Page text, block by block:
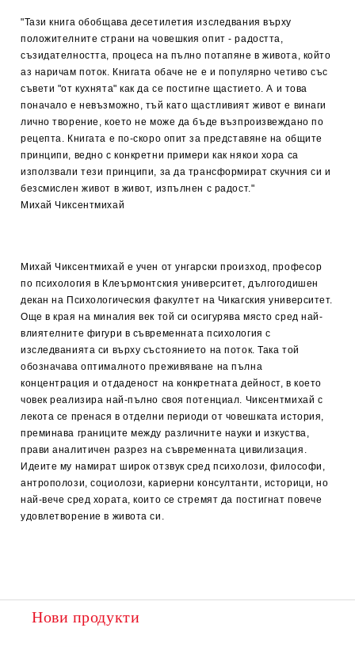
"Тази книга обобщава десетилетия изследвания върху
положителните страни на човешкия опит - радостта,
съзидателността, процеса на пълно потапяне в живота, който
аз наричам поток. Книгата обаче не е и популярно четиво със
съвети "от кухнята" как да се постигне щастието. А и това
поначало е невъзможно, тъй като щастливият живот е винаги
лично творение, което не може да бъде възпроизвеждано по
рецепта. Книгата е по-скоро опит за представяне на общите
принципи, ведно с конкретни примери как някои хора са
използвали тези принципи, за да трансформират скучния си и
безсмислен живот в живот, изпълнен с радост."
Михай Чиксентмихай
Михай Чиксентмихай е учен от унгарски произход, професор
по психология в Клеърмонтския университет, дългогодишен
декан на Психологическия факултет на Чикагския университет.
Още в края на миналия век той си осигурява място сред най-
влиятелните фигури в съвременната психология с
изследванията си върху състоянието на поток. Така той
обозначава оптималното преживяване на пълна
концентрация и отдаденост на конкретната дейност, в което
човек реализира най-пълно своя потенциал. Чиксентмихай с
лекота се пренася в отделни периоди от човешката история,
преминава границите между различните науки и изкуства,
прави аналитичен разрез на съвременната цивилизация.
Идеите му намират широк отзвук сред психолози, философи,
антрополози, социолози, кариерни консултанти, историци, но
най-вече сред хората, които се стремят да постигнат повече
удовлетворение в живота си.
Нови продукти